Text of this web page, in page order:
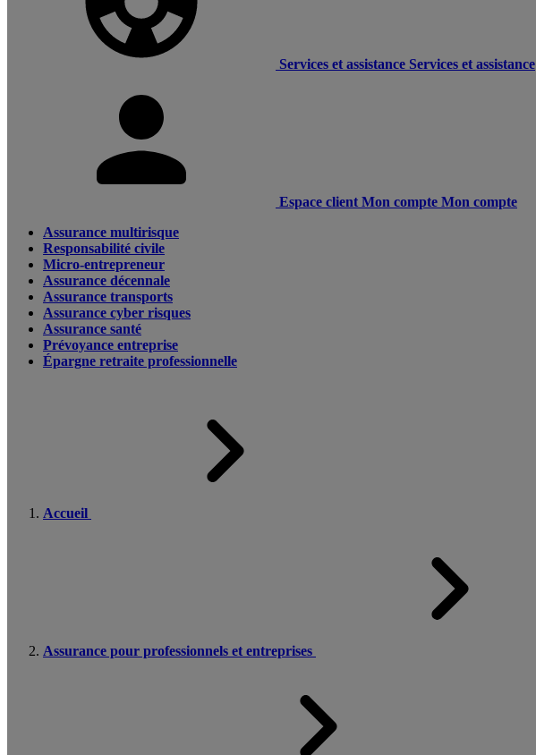
Services et assistance Services et assistance
Espace client Mon compte Mon compte
Assurance multirisque
Responsabilité civile
Micro-entrepreneur
Assurance décennale
Assurance transports
Assurance cyber risques
Assurance santé
Prévoyance entreprise
Épargne retraite professionnelle
Accueil
Assurance pour professionnels et entreprises